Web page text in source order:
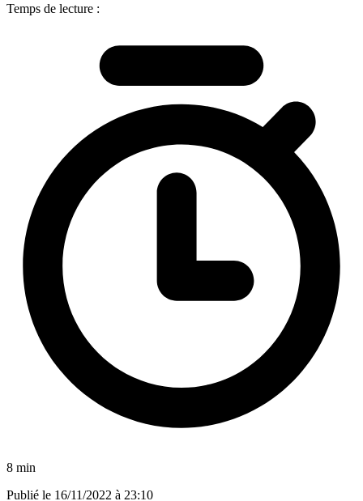
Temps de lecture :
8 min
Publié le 16/11/2022 à 23:10